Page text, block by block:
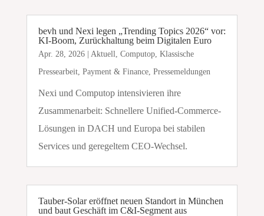
bevh und Nexi legen „Trending Topics 2026“ vor:
KI-Boom, Zurückhaltung beim Digitalen Euro
Apr. 28, 2026| Aktuell Computop, Klassische
Pressearbeit, Payment & Finance, Pressemeldungen
Nexi und Computop intensivieren ihre
Zusammenarbeit: Schnellere Unified-Commerce-
Lösungen in DACH und Europa bei stabilen
Services und geregeltem CEO-Wechsel.
Tauber-Solar eröffnet neuen Standort in München
und baut Geschäft im C&I-Segment aus